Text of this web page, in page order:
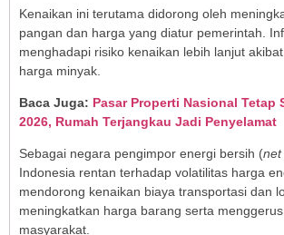
Kenaikan ini terutama didorong oleh
pangan dan harga yang diatur pemerintah.
menghadapi risiko kenaikan lebih lanjut
harga minyak.
Baca Juga: Pasar Properti Nasional Tetap
2026, Rumah Terjangkau Jadi Penyelamat
Sebagai negara pengimpor energi bersih (net
Indonesia rentan terhadap volatilitas harga
mendorong kenaikan biaya transportasi dan
meningkatkan harga barang serta
masyarakat.